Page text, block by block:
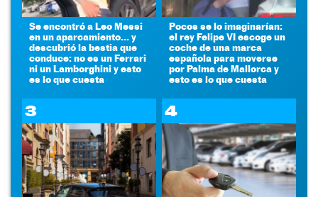
Se encontró a Leo Messi
en un aparcamiento... y
descubrió la bestia que
conduce: no es un Ferrari
ni un Lamborghini y esto
es lo que cuesta
Pocos se lo imaginarían:
el rey Felipe VI escoge un
coche de una marca
española para moverse
por Palma de Mallorca y
esto es lo que cuesta
3 4